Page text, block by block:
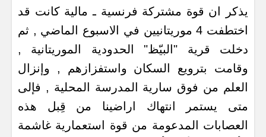
يذكر ان قوة مشتركة فرنسية ـ مالية كانت قد
اختطفت 4 موريتانيين في الاسبوع الماضي , ثم
دخلت قرية "البيّظ" الحدودية الموريتانية ,
وقامت بترويع السكان واستفزازهم , وإنزال
العلم من فوق سارية المدرسة المحلية , فإلى
متى يستمر انتهاك اراضينا من قِبل هذه
العصابات المدعومة من قوة استعمارية غاشمة